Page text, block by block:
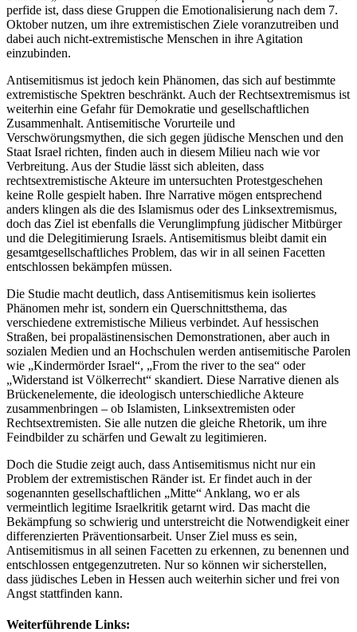
perfide ist, dass diese Gruppen die Emotionalisierung nach dem 7.
Oktober nutzen, um ihre extremistischen Ziele voranzutreiben und
dabei auch nicht-extremistische Menschen in ihre Agitation
einzubinden.
Antisemitismus ist jedoch kein Phänomen, das sich auf bestimmte
extremistische Spektren beschränkt. Auch der Rechtsextremismus ist
weiterhin eine Gefahr für Demokratie und gesellschaftlichen
Zusammenhalt. Antisemitische Vorurteile und
Verschwörungsmythen, die sich gegen jüdische Menschen und den
Staat Israel richten, finden auch in diesem Milieu nach wie vor
Verbreitung. Aus der Studie lässt sich ableiten, dass
rechtsextremistische Akteure im untersuchten Protestgeschehen
keine Rolle gespielt haben. Ihre Narrative mögen entsprechend
anders klingen als die des Islamismus oder des Linksextremismus,
doch das Ziel ist ebenfalls die Verunglimpfung jüdischer Mitbürger
und die Delegitimierung Israels. Antisemitismus bleibt damit ein
gesamtgesellschaftliches Problem, das wir in all seinen Facetten
entschlossen bekämpfen müssen.
Die Studie macht deutlich, dass Antisemitismus kein isoliertes
Phänomen mehr ist, sondern ein Querschnittsthema, das
verschiedene extremistische Milieus verbindet. Auf hessischen
Straßen, bei propalästinensischen Demonstrationen, aber auch in
sozialen Medien und an Hochschulen werden antisemitische Parolen
wie „Kindermörder Israel“, „From the river to the sea“ oder
„Widerstand ist Völkerrecht“ skandiert. Diese Narrative dienen als
Brückenelemente, die ideologisch unterschiedliche Akteure
zusammenbringen – ob Islamisten, Linksextremisten oder
Rechtsextremisten. Sie alle nutzen die gleiche Rhetorik, um ihre
Feindbilder zu schärfen und Gewalt zu legitimieren.
Doch die Studie zeigt auch, dass Antisemitismus nicht nur ein
Problem der extremistischen Ränder ist. Er findet auch in der
sogenannten gesellschaftlichen „Mitte“ Anklang, wo er als
vermeintlich legitime Israelkritik getarnt wird. Das macht die
Bekämpfung so schwierig und unterstreicht die Notwendigkeit einer
differenzierten Präventionsarbeit. Unser Ziel muss es sein,
Antisemitismus in all seinen Facetten zu erkennen, zu benennen und
entschlossen entgegenzutreten. Nur so können wir sicherstellen,
dass jüdisches Leben in Hessen auch weiterhin sicher und frei von
Angst stattfinden kann.
Weiterführende Links: